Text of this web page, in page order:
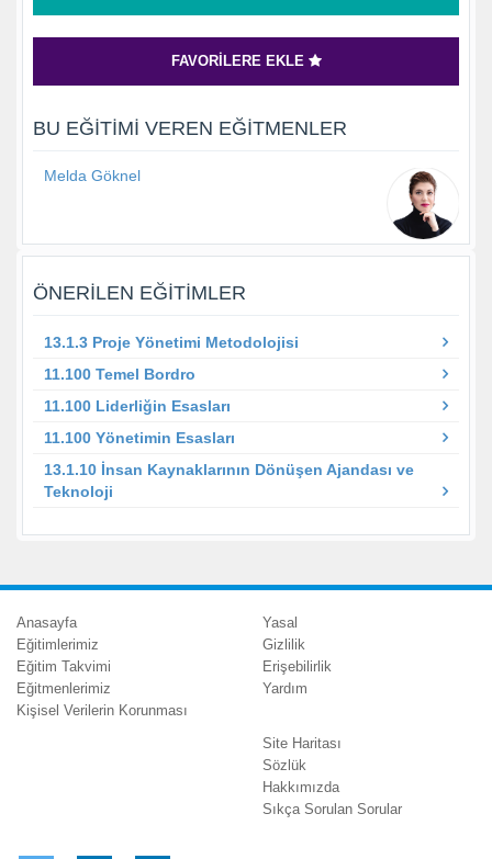
FAVORILERE EKLE
BU EĞITIMI VEREN EĞITMENLER
Melda Göknel
ÖNERILEN EĞITIMLER
13.1.3 Proje Yönetimi Metodolojisi
11.100 Temel Bordro
11.100 Liderliğin Esasları
11.100 Yönetimin Esasları
13.1.10 İnsan Kaynaklarının Dönüşen Ajandası ve
Teknoloji
Anasayfa
Eğitimlerimiz
Eğitim Takvimi
Eğitmenlerimiz
Kişisel Verilerin Korunması
Yasal
Gizlilik
Erişebilirlik
Yardım
Site Haritası
Sözlük
Hakkımızda
Sıkça Sorulan Sorular